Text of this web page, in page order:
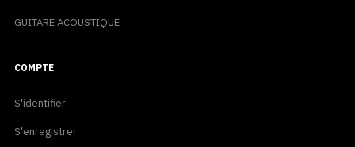
GUITARE ACOUSTIQUE
COMPTE
S'identifier
S'enregistrer